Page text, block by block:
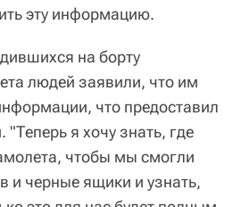
эту информацию.
на борту
людей заявили, что им
что предоставил
я хочу знать, где
чтобы мы смогли
и черные ящики и узнать,